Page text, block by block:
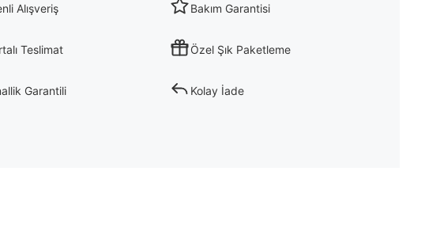
Alışveriş Bakım Garantisi
Teslimat Özel Şık Paketleme
Garantili Kolay İade